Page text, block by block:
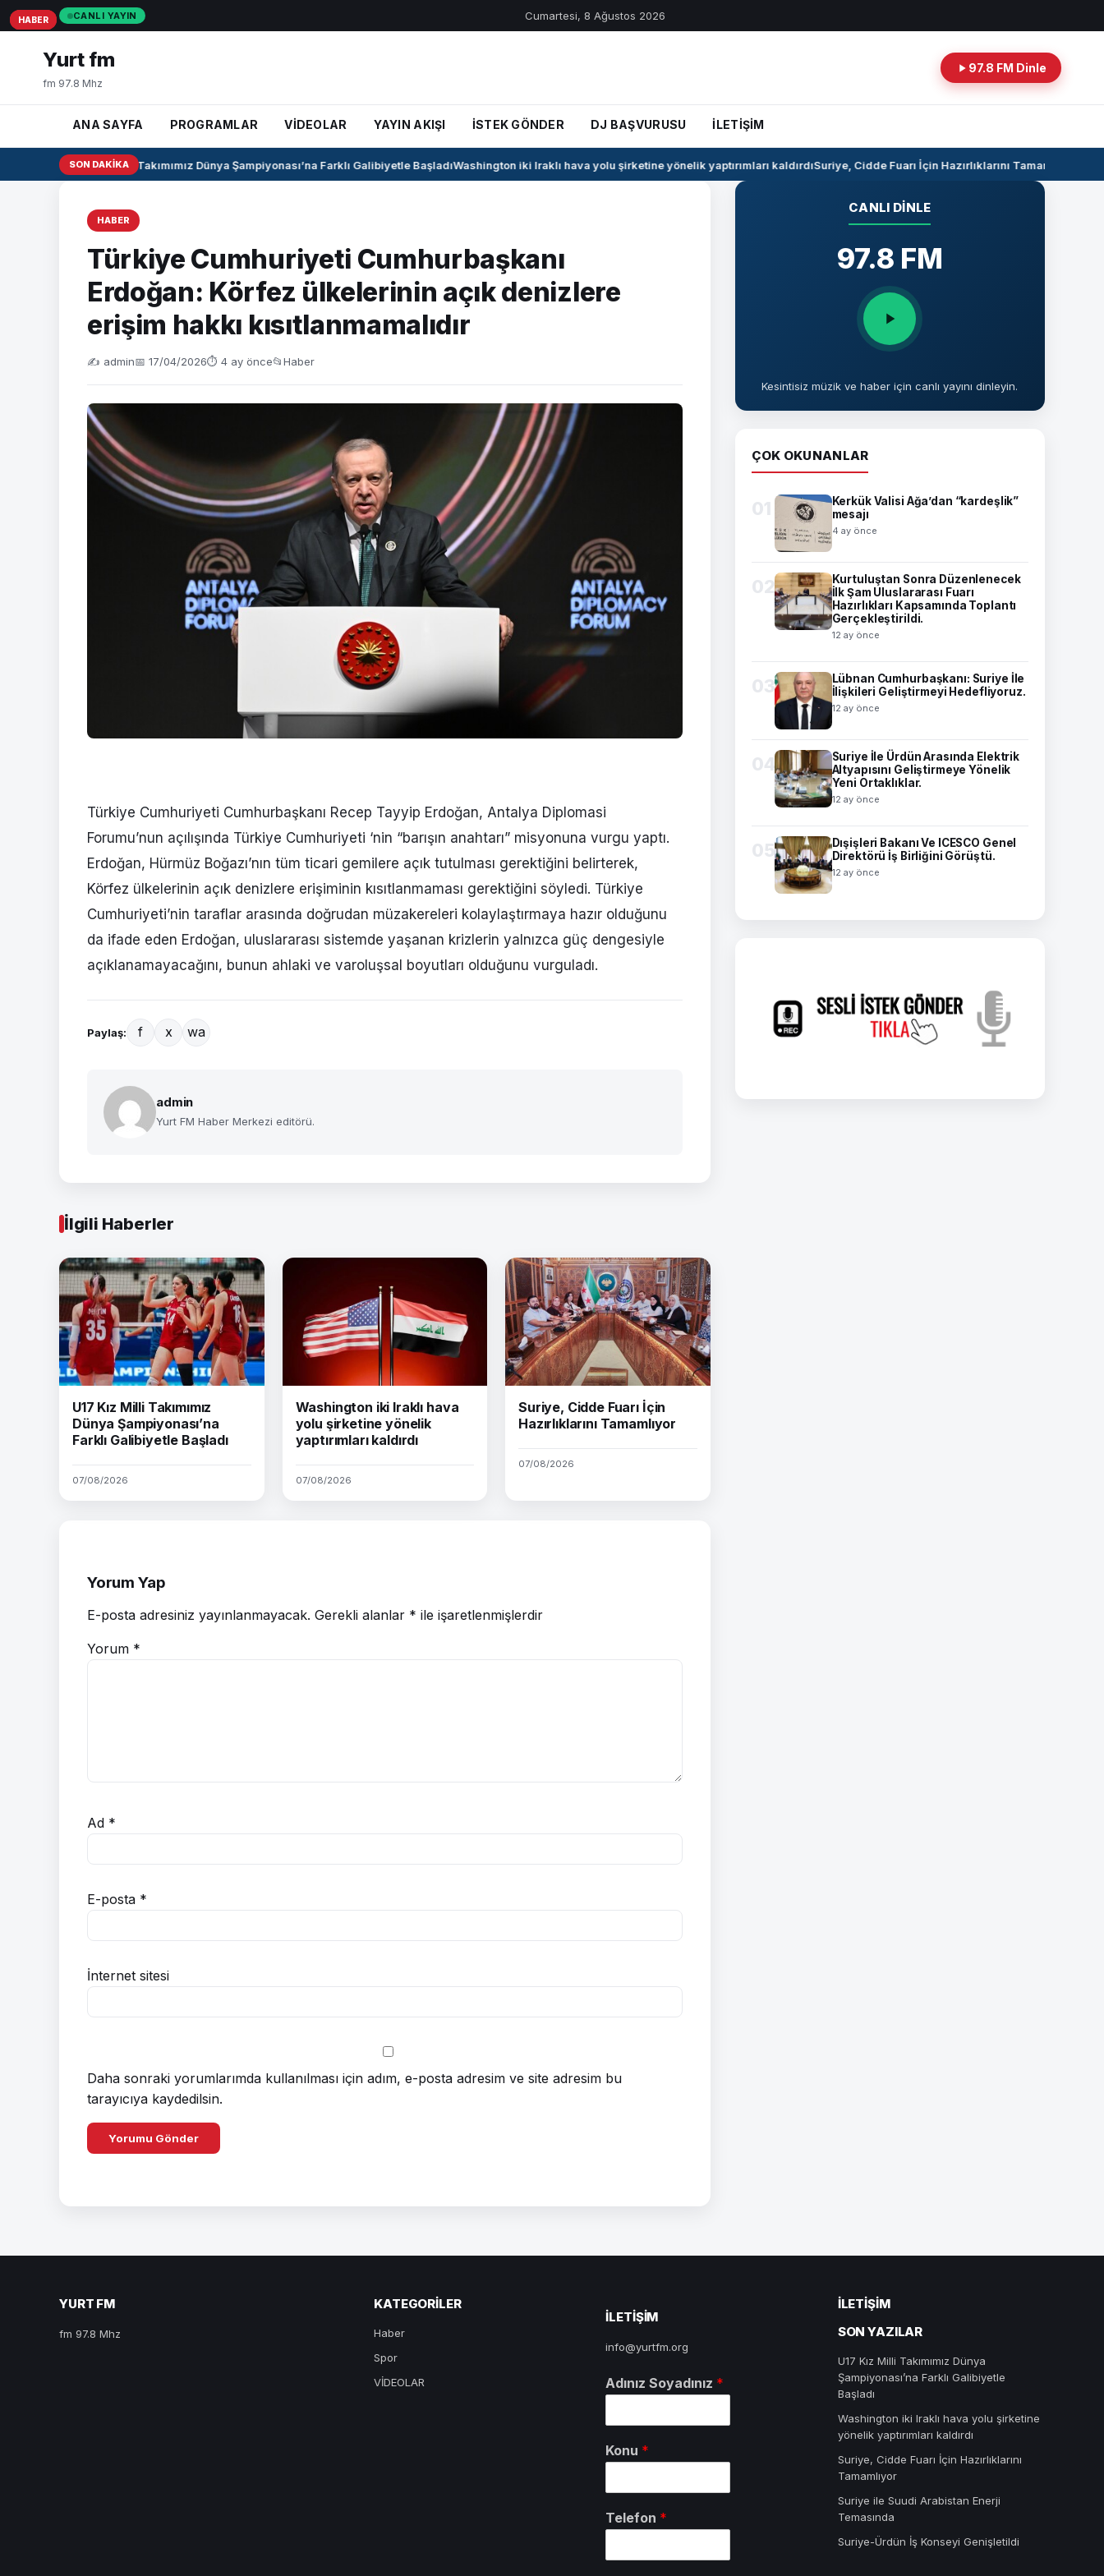
CANLI YAYIN Cumartesi, 8 Ağustos 2026
Yurt fm
fm 97.8 Mhz
97.8 FM Dinle
ANA SAYFA PROGRAMLAR VİDEOLAR YAYIN AKIŞI İSTEK GÖNDER DJ BAŞVURUSU İLETİŞİM
SON DAKIKA
U17 Kız Milli Takımımız Dünya Şampiyonası’na Farklı Galibiyetle BaşladıWashington iki Iraklı hava yolu şirketine yönelik yaptırımları kaldırdıSuriye, Cidde Fuarı İçin Hazırlıklarını Tamamlıyor
HABER
Türkiye Cumhuriyeti Cumhurbaşkanı
Erdoğan: Körfez ülkelerinin açık denizlere
erişim hakkı kısıtlanmamalıdır
✍️ admin📅 17/04/2026⏱ 4 ay önce📂Haber
Türkiye Cumhuriyeti Cumhurbaşkanı Recep Tayyip Erdoğan, Antalya Diplomasi
Forumu’nun açılışında Türkiye Cumhuriyeti ‘nin “barışın anahtarı” misyonuna vurgu yaptı.
Erdoğan, Hürmüz Boğazı’nın tüm ticari gemilere açık tutulması gerektiğini belirterek,
Körfez ülkelerinin açık denizlere erişiminin kısıtlanmaması gerektiğini söyledi. Türkiye
Cumhuriyeti’nin taraflar arasında doğrudan müzakereleri kolaylaştırmaya hazır olduğunu
da ifade eden Erdoğan, uluslararası sistemde yaşanan krizlerin yalnızca güç dengesiyle
açıklanamayacağını, bunun ahlaki ve varoluşsal boyutları olduğunu vurguladı.
Paylaş: f x wa
admin
Yurt FM Haber Merkezi editörü.
İlgili Haberler
HABER
U17 Kız Milli Takımımız
Dünya Şampiyonası’na
Farklı Galibiyetle Başladı
07/08/2026
HABER
Washington iki Iraklı hava
yolu şirketine yönelik
yaptırımları kaldırdı
07/08/2026
HABER
Suriye, Cidde Fuarı İçin
Hazırlıklarını Tamamlıyor
07/08/2026
Yorum Yap
E-posta adresiniz yayınlanmayacak. Gerekli alanlar * ile işaretlenmişlerdir
Yorum *
Ad *
E-posta *
İnternet sitesi
Daha sonraki yorumlarımda kullanılması için adım, e-posta adresim ve site adresim bu
tarayıcıya kaydedilsin.
CANLI DINLE
97.8 FM
Kesintisiz müzik ve haber için canlı yayını dinleyin.
ÇOK OKUNANLAR
01
Kerkük Valisi Ağa’dan “kardeşlik”
mesajı
4 ay önce
02
Kurtuluştan Sonra Düzenlenecek
İlk Şam Uluslararası Fuarı
Hazırlıkları Kapsamında Toplantı
Gerçekleştirildi.
12 ay önce
03
Lübnan Cumhurbaşkanı: Suriye İle
İlişkileri Geliştirmeyi Hedefliyoruz.
12 ay önce
04
Suriye İle Ürdün Arasında Elektrik
Altyapısını Geliştirmeye Yönelik
Yeni Ortaklıklar.
12 ay önce
05
Dışişleri Bakanı Ve ICESCO Genel
Direktörü İş Birliğini Görüştü.
12 ay önce
YURT FM
fm 97.8 Mhz
KATEGORILER
Haber
Spor
VİDEOLAR
ILETIŞIM
info@yurtfm.org
Adınız Soyadınız *
Konu *
Telefon *
İLETIŞIM
SON YAZILAR
U17 Kız Milli Takımımız Dünya
Şampiyonası’na Farklı Galibiyetle
Başladı
Washington iki Iraklı hava yolu şirketine
yönelik yaptırımları kaldırdı
Suriye, Cidde Fuarı İçin Hazırlıklarını
Tamamlıyor
Suriye ile Suudi Arabistan Enerji
Temasında
Suriye-Ürdün İş Konseyi Genişletildi